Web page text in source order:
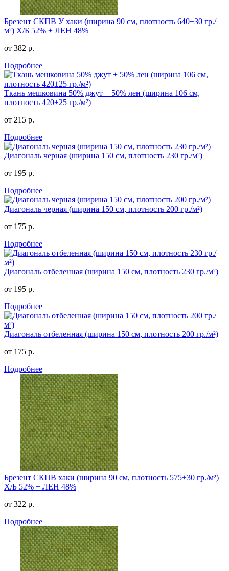
Брезент СКПВ У хаки (ширина 90 см, плотность 640±30 гр./
м²) Х/Б 52% + ЛЕН 48%
от 382 р.
Подробнее
Ткань мешковина 50% джут + 50% лен (ширина 106 см,
плотность 420±25 гр./м²)
от 215 р.
Подробнее
Диагональ черная (ширина 150 см, плотность 230 гр./м²)
от 195 р.
Подробнее
Диагональ черная (ширина 150 см, плотность 200 гр./м²)
от 175 р.
Подробнее
Диагональ отбеленная (ширина 150 см, плотность 230 гр./м²)
от 195 р.
Подробнее
Диагональ отбеленная (ширина 150 см, плотность 200 гр./м²)
от 175 р.
Подробнее
Брезент СКПВ хаки (ширина 90 см, плотность 575±30 гр./м²)
Х/Б 52% + ЛЕН 48%
от 322 р.
Подробнее